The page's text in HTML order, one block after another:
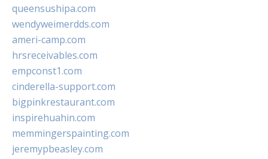
queensushipa.com
wendyweimerdds.com
ameri-camp.com
hrsreceivables.com
empconst1.com
cinderella-support.com
bigpinkrestaurant.com
inspirehuahin.com
memmingerspainting.com
jeremypbeasley.com